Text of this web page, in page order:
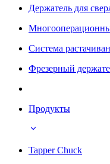
Держатель для
Система
Фрезерный
Продукты
Tapper Chuck